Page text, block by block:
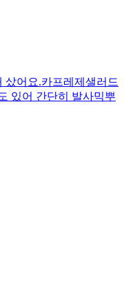
샀어요.카프레제샐러드
있어 간단히 발사믹뿌